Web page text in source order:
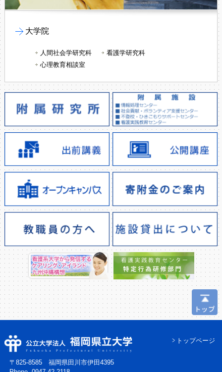
大学院
人間社会学研究科
看護学研究科
心理教育相談室
〒825-8585 福岡県田川市伊田4395
トップページ